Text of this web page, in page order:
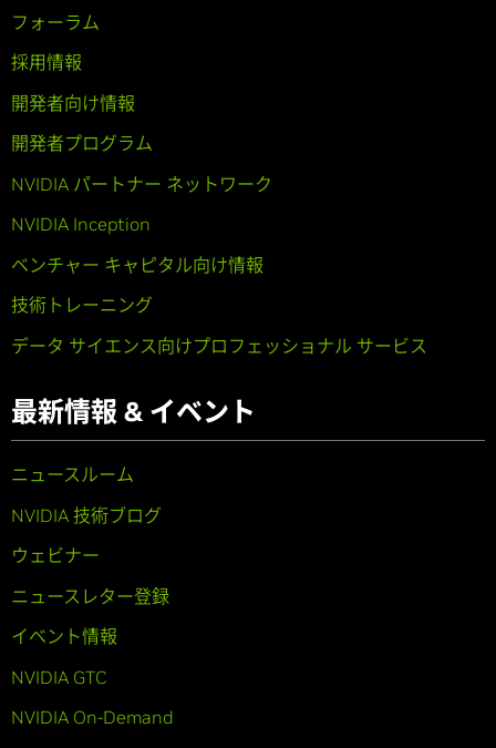
フォーラム
採用情報
開発者向け情報
開発者プログラム
NVIDIA パートナー ネットワーク
NVIDIA Inception
ベンチャー キャピタル向け情報
技術トレーニング
データ サイエンス向けプロフェッショナル サービス
最新情報 & イベント
ニュースルーム
NVIDIA 技術ブログ
ウェビナー
ニュースレター登録
イベント情報
NVIDIA GTC
NVIDIA On-Demand